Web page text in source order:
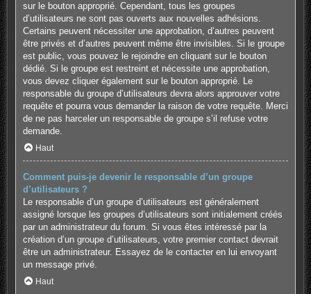
sur le bouton approprié. Cependant, tous les groupes
d’utilisateurs ne sont pas ouverts aux nouvelles adhésions.
Certains peuvent nécessiter une approbation, d’autres peuvent
être privés et d’autres peuvent même être invisibles. Si le groupe
est public, vous pouvez le rejoindre en cliquant sur le bouton
dédié. Si le groupe est restreint et nécessite une approbation,
vous devez cliquer également sur le bouton approprié. Le
responsable du groupe d’utilisateurs devra alors approuver votre
requête et pourra vous demander la raison de votre requête. Merci
de ne pas harceler un responsable de groupe s’il refuse votre
demande.
Haut
Comment puis-je devenir le responsable d’un groupe
d’utilisateurs ?
Le responsable d’un groupe d’utilisateurs est généralement
assigné lorsque les groupes d’utilisateurs sont initialement créés
par un administrateur du forum. Si vous êtes intéressé par la
création d’un groupe d’utilisateurs, votre premier contact devrait
être un administrateur. Essayez de le contacter en lui envoyant
un message privé.
Haut